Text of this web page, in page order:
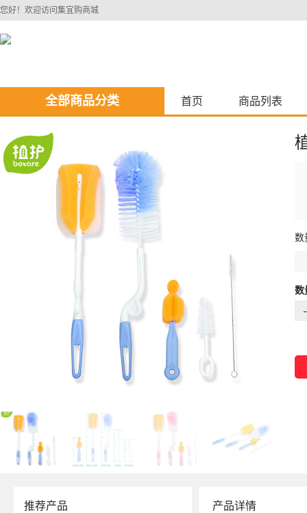
您好！欢迎访问集宜购商城
全部商品分类 首页 商品列表
数
数
-
推荐产品 产品详情